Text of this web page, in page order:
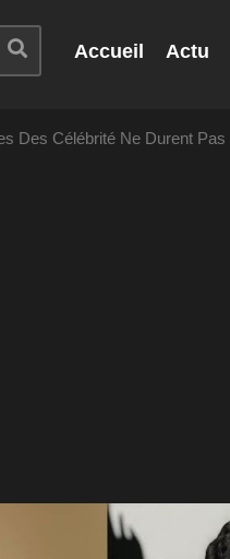
Accueil Actu
Des Célébrité Ne Durent Pas